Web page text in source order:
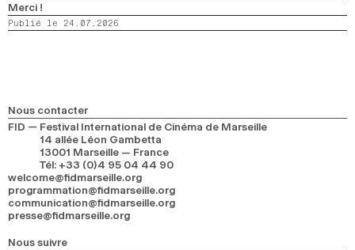
Merci !
Publié le 24.07.2026
Nous contacter
FID — Festival International de Cinéma de Marseille
14 allée Léon Gambetta
13001 Marseille — France
Tél: +33 (0)4 95 04 44 90
welcome@fidmarseille.org
programmation@fidmarseille.org
communication@fidmarseille.org
presse@fidmarseille.org
Nous suivre